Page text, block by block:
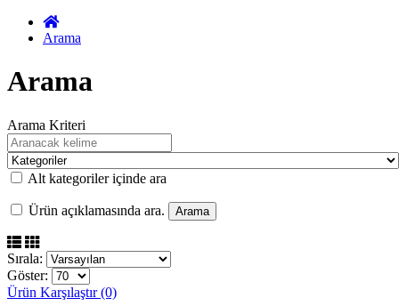
Arama
Arama
Arama Kriteri
Alt kategoriler içinde ara
Ürün açıklamasında ara.
Sırala:
Göster:
Ürün Karşılaştır (0)